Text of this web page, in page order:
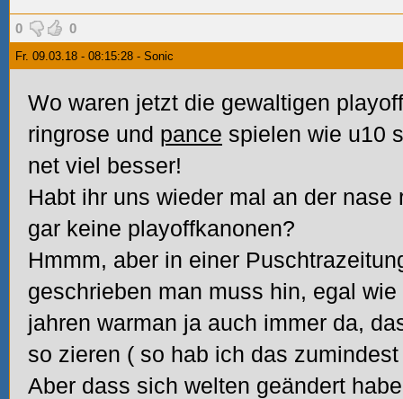
0 0
Fr. 09.03.18 - 08:15:28 - Sonic
Wo waren jetzt die gewaltigen
ringrose und pance spielen wie u10
net viel besser!
Habt ihr uns wieder mal an der
gar keine playoffkanonen?
Hmmm, aber in einer
geschrieben man muss hin, egal
jahren warman ja auch immer da,
so zieren ( so hab ich das
Aber dass sich welten geändert